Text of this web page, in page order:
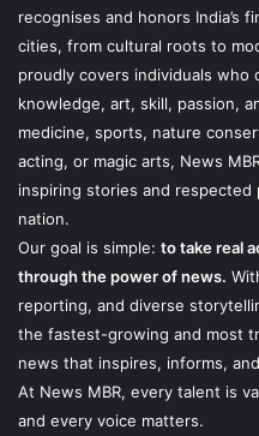
recognises and honors India’s
cities, from cultural roots to
proudly covers individuals
knowledge, art, skill, passion,
medicine, sports, nature
acting, or magic arts, News
inspiring stories and
nation.
Our goal is simple: to take real
through the power of news.
reporting, and diverse
the fastest-growing and most
news that inspires, informs,
At News MBR, every talent is
and every voice matters.